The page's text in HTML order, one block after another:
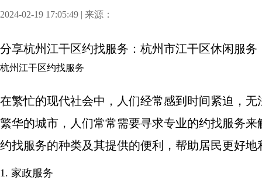
2024-02-19 17:05:49 | 来源：
分享杭州江干区约找服务：杭州市江干区休闲服务
杭州江干区约找服务
在繁忙的现代社会中，人们经常感到时间紧迫，
繁华的城市，人们常常需要寻求专业的约找服务
约找服务的种类及其提供的便利，帮助居民更好
1. 家政服务